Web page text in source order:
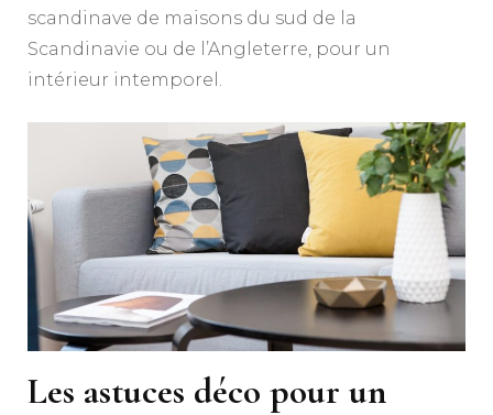
scandinave de maisons du sud de la
Scandinavie ou de l’Angleterre, pour un
intérieur intemporel.
Les astuces déco pour un